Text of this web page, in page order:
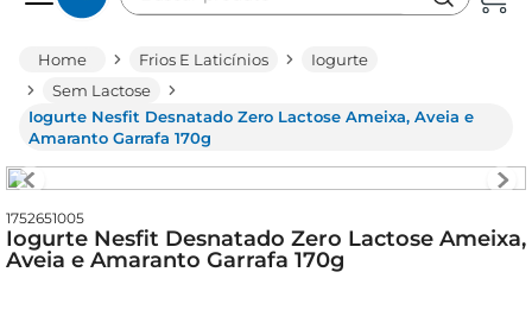
Frios E Laticínios
Iogurte
Sem Lactose
Iogurte Nesfit Desnatado Zero Lactose Ameixa, Aveia e
Amaranto Garrafa 170g
1752651005
Iogurte Nesfit Desnatado Zero Lactose Ameixa,
Aveia e Amaranto Garrafa 170g
leite
azeite